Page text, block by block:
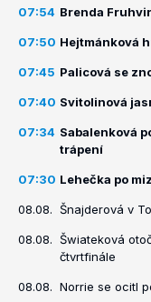
07:54 Brenda
07:50 Hejtmánková
07:45 Palicová se
07:40 Svitolinová
07:34 Sabalenková
trápení
07:30 Lehečka po
08.08. Šnajderová v
08.08. Šwiateková
čtvrtfinále
08.08. Norrie se ocitl